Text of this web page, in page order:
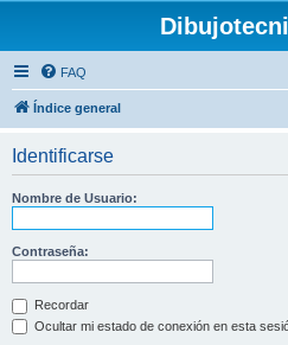
FAQ
Índice general
Identificarse
Nombre de Usuario:
Contraseña:
Recordar
Ocultar mi estado de conexión en esta